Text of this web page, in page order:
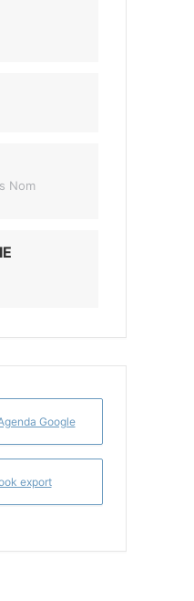
Nom
Google
export